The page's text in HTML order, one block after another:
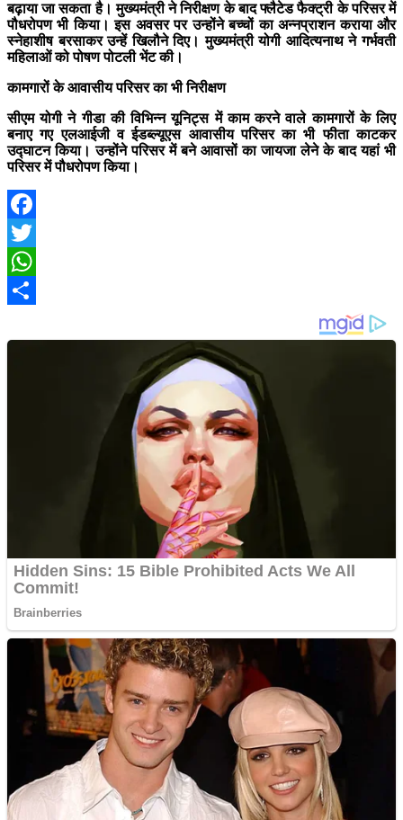
बढ़ाया जा सकता है। मुख्यमंत्री ने निरीक्षण के बाद फ्लैटेड फैक्ट्री के परिसर में
पौधरोपण भी किया। इस अवसर पर उन्होंने बच्चों का अन्नप्राशन कराया और
स्नेहाशीष बरसाकर उन्हें खिलौने दिए। मुख्यमंत्री योगी आदित्यनाथ ने गर्भवती
महिलाओं को पोषण पोटली भेंट की।
कामगारों के आवासीय परिसर का भी निरीक्षण
सीएम योगी ने गीडा की विभिन्न यूनिट्स में काम करने वाले कामगारों के लिए
बनाए गए एलआईजी व ईडब्ल्यूएस आवासीय परिसर का भी फीता काटकर
उद्घाटन किया। उन्होंने परिसर में बने आवासों का जायजा लेने के बाद यहां भी
परिसर में पौधरोपण किया।
Facebook
Twitter
WhatsApp